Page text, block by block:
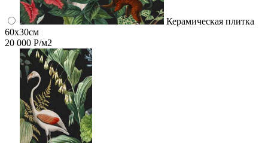
Керамическая плитка
60x30см
20 000 Р/м2